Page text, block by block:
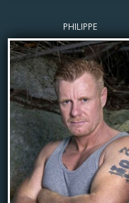
PHILIPPE